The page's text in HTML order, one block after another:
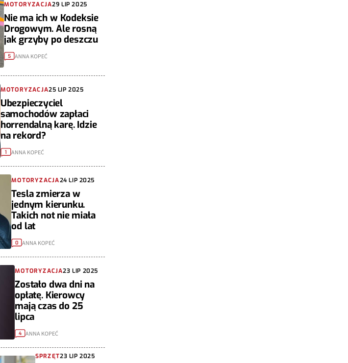
MOTORYZACJA29 LIP 2025
Nie ma ich w Kodeksie
Drogowym. Ale rosną
jak grzyby po deszczu
5 ANNA KOPEĆ
MOTORYZACJA25 LIP 2025
Ubezpieczyciel
samochodów zapłaci
horrendalną karę. Idzie
na rekord?
1 ANNA KOPEĆ
MOTORYZACJA24 LIP 2025
Tesla zmierza w
jednym kierunku.
Takich not nie miała
od lat
0 ANNA KOPEĆ
MOTORYZACJA23 LIP 2025
Zostało dwa dni na
opłatę. Kierowcy
mają czas do 25
lipca
4 ANNA KOPEĆ
SPRZĘT23 LIP 2025